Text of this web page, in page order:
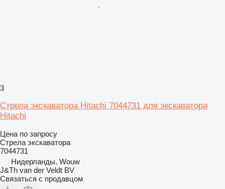
3
Стрела экскаватора Hitachi 7044731 для экскаватора
Hitachi
Цена по запросу
Стрела экскаватора
7044731
Нидерланды, Wouw
J&Th van der Veldt BV
Связаться с продавцом